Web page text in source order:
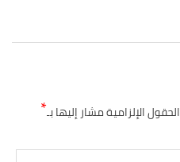
الحقول الإلزامية مشار إليها بـ*